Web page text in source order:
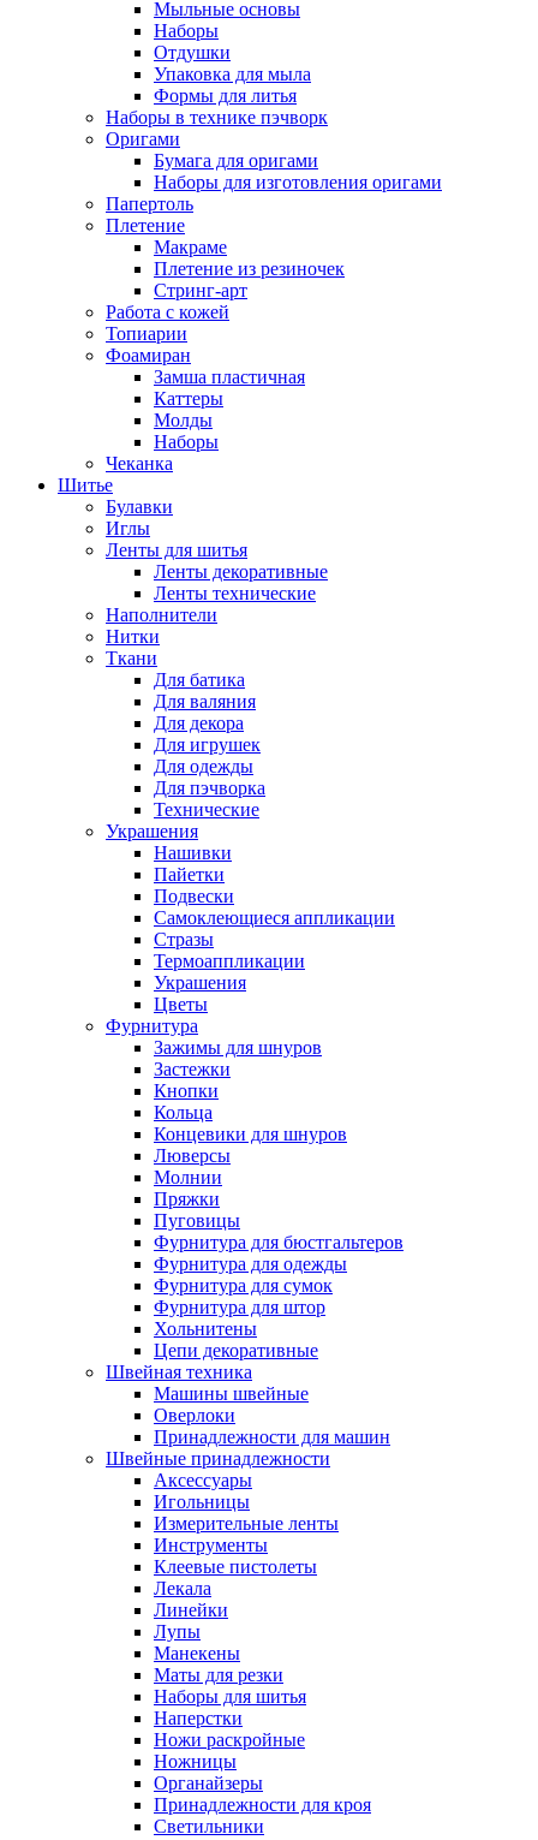
Мыльные основы
Наборы
Отдушки
Упаковка для мыла
Формы для литья
Наборы в технике пэчворк
Оригами
Бумага для оригами
Наборы для изготовления оригами
Папертоль
Плетение
Макраме
Плетение из резиночек
Стринг-арт
Работа с кожей
Топиарии
Фоамиран
Замша пластичная
Каттеры
Молды
Наборы
Чеканка
Шитье
Булавки
Иглы
Ленты для шитья
Ленты декоративные
Ленты технические
Наполнители
Нитки
Ткани
Для батика
Для валяния
Для декора
Для игрушек
Для одежды
Для пэчворка
Технические
Украшения
Нашивки
Пайетки
Подвески
Самоклеющиеся аппликации
Стразы
Термоаппликации
Украшения
Цветы
Фурнитура
Зажимы для шнуров
Застежки
Кнопки
Кольца
Концевики для шнуров
Люверсы
Молнии
Пряжки
Пуговицы
Фурнитура для бюстгальтеров
Фурнитура для одежды
Фурнитура для сумок
Фурнитура для штор
Хольнитены
Цепи декоративные
Швейная техника
Машины швейные
Оверлоки
Принадлежности для машин
Швейные принадлежности
Аксессуары
Игольницы
Измерительные ленты
Инструменты
Клеевые пистолеты
Лекала
Линейки
Лупы
Манекены
Маты для резки
Наборы для шитья
Наперстки
Ножи раскройные
Ножницы
Органайзеры
Принадлежности для кроя
Светильники